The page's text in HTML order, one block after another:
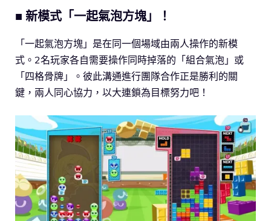
■ 新模式「一起氣泡方塊」！
「一起氣泡方塊」是在同一個場域由兩人操作的新模
式。2名玩家各自需要操作同時掉落的「組合氣泡」或
「四格骨牌」。彼此溝通進行團隊合作正是勝利的關
鍵，兩人同心協力，以大連鎖為目標努力吧！